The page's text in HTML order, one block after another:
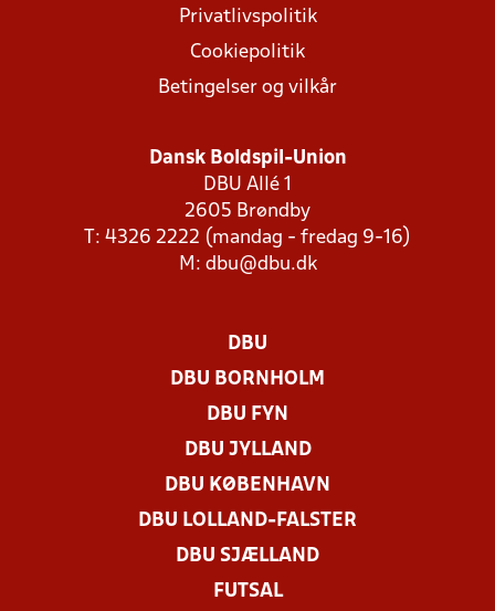
Privatlivspolitik
Cookiepolitik
Betingelser og vilkår
Dansk Boldspil-Union
DBU Allé 1
2605 Brøndby
T: 4326 2222 (mandag - fredag 9-16)
M: dbu@dbu.dk
DBU
DBU BORNHOLM
DBU FYN
DBU JYLLAND
DBU KØBENHAVN
DBU LOLLAND-FALSTER
DBU SJÆLLAND
FUTSAL